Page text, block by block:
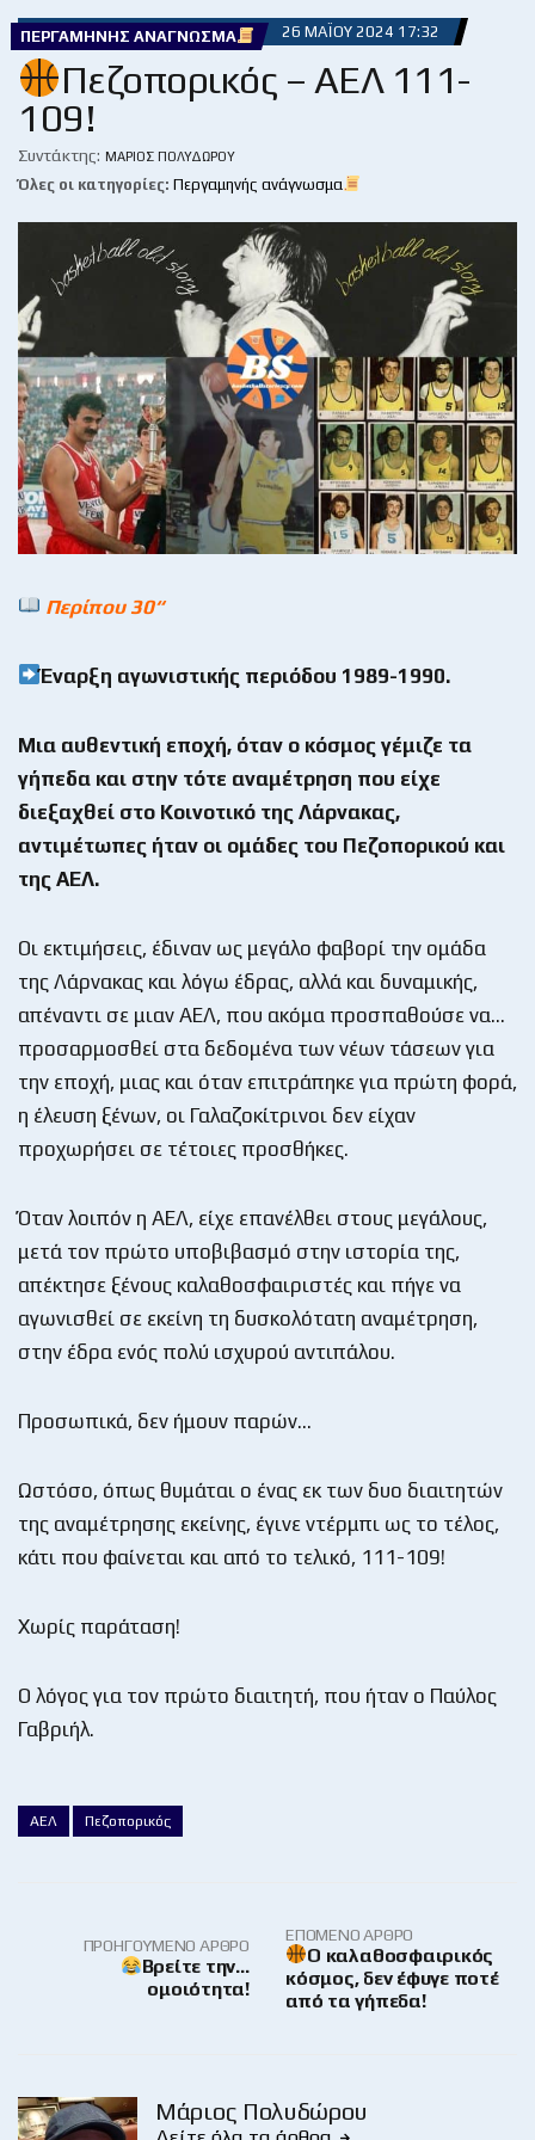
ΠΕΡΓΑΜΗΝΉΣ ΑΝΆΓΝΩΣΜΑ 26 ΜΑΪ́ΟΥ 2024 17:32
Πεζοπορικός – ΑΕΛ 111-
109!
Συντάκτης: ΜΆΡΙΟΣ ΠΟΛΥΔΏΡΟΥ
Όλες οι κατηγορίες: Περγαμηνής ανάγνωσμα
Περίπου 30“
Έναρξη αγωνιστικής περιόδου 1989-1990.
Μια αυθεντική εποχή, όταν ο κόσμος γέμιζε τα
γήπεδα και στην τότε αναμέτρηση που είχε
διεξαχθεί στο Κοινοτικό της Λάρνακας,
αντιμέτωπες ήταν οι ομάδες του Πεζοπορικού και
της ΑΕΛ.
Οι εκτιμήσεις, έδιναν ως μεγάλο φαβορί την ομάδα
της Λάρνακας και λόγω έδρας, αλλά και δυναμικής,
απέναντι σε μιαν ΑΕΛ, που ακόμα προσπαθούσε να…
προσαρμοσθεί στα δεδομένα των νέων τάσεων για
την εποχή, μιας και όταν επιτράπηκε για πρώτη φορά,
η έλευση ξένων, οι Γαλαζοκίτρινοι δεν είχαν
προχωρήσει σε τέτοιες προσθήκες.
Όταν λοιπόν η ΑΕΛ, είχε επανέλθει στους μεγάλους,
μετά τον πρώτο υποβιβασμό στην ιστορία της,
απέκτησε ξένους καλαθοσφαιριστές και πήγε να
αγωνισθεί σε εκείνη τη δυσκολότατη αναμέτρηση,
στην έδρα ενός πολύ ισχυρού αντιπάλου.
Προσωπικά, δεν ήμουν παρών…
Ωστόσο, όπως θυμάται ο ένας εκ των δυο διαιτητών
της αναμέτρησης εκείνης, έγινε ντέρμπι ως το τέλος,
κάτι που φαίνεται και από το τελικό, 111-109!
Χωρίς παράταση!
Ο λόγος για τον πρώτο διαιτητή, που ήταν ο Παύλος
Γαβριήλ.
ΑΕΛ Πεζοπορικός
ΠΡΟΗΓΟΎΜΕΝΟ ΆΡΘΡΟ
Βρείτε την…
ομοιότητα!
ΕΠΌΜΕΝΟ ΆΡΘΡΟ
Ο καλαθοσφαιρικός
κόσμος, δεν έφυγε ποτέ
από τα γήπεδα!
Μάριος Πολυδώρου